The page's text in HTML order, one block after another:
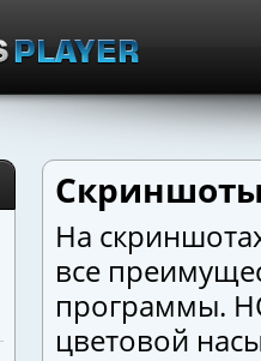
На
все
программы.
цветовой